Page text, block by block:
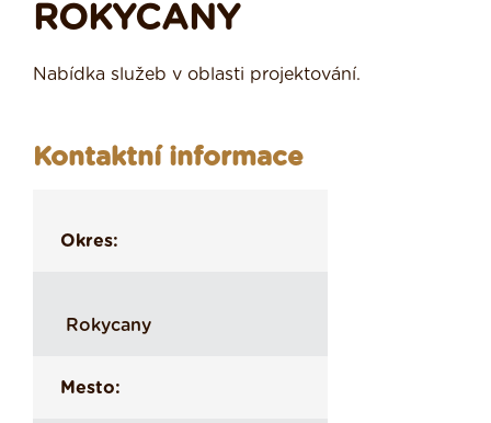
ROKYCANY
Nabídka služeb v oblasti projektování.
Kontaktní informace
Okres:
Rokycany
Mesto: